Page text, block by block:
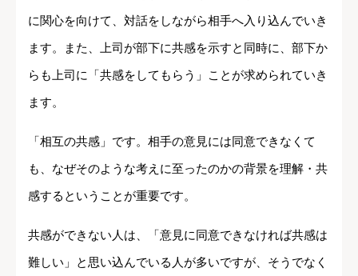
に関心を向けて、対話をしながら相手へ入り込んでいき
ます。また、上司が部下に共感を示すと同時に、部下か
らも上司に「共感をしてもらう」ことが求められていき
ます。
「相互の共感」です。相手の意見には同意できなくて
も、なぜそのような考えに至ったのかの背景を理解・共
感するということが重要です。
共感ができない人は、「意見に同意できなければ共感は
難しい」と思い込んでいる人が多いですが、そうでなく